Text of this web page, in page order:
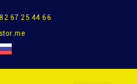
67 25 44 66